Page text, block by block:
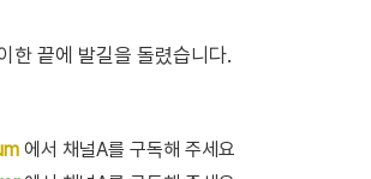
한 끝에 발길을 돌렸습니다.
에서 채널A를 구독해 주세요